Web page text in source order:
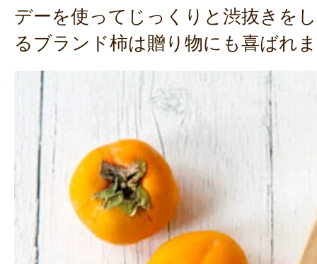
デーを使ってじっくりと渋抜きを
るブランド柿は贈り物にも喜ばれ